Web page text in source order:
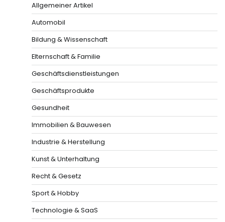
Allgemeiner Artikel
Automobil
Bildung & Wissenschaft
Elternschaft & Familie
Geschäftsdienstleistungen
Geschäftsprodukte
Gesundheit
Immobilien & Bauwesen
Industrie & Herstellung
Kunst & Unterhaltung
Recht & Gesetz
Sport & Hobby
Technologie & SaaS